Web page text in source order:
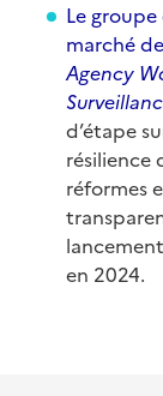
Le
marché
Agency
d’étape
résilience
réformes
en 2024.